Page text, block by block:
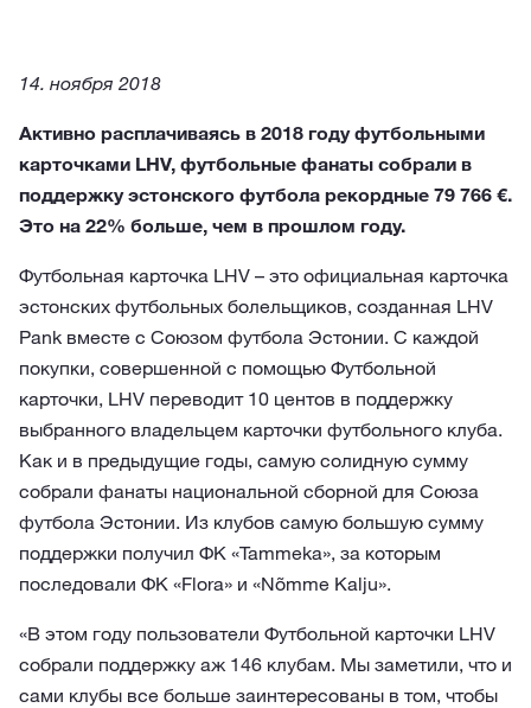
14. ноября 2018
Активно расплачиваясь в 2018 году футбольными
карточками LHV, футбольные фанаты собрали в
поддержку эстонского футбола рекордные 79 766 €.
Это на 22% больше, чем в прошлом году.
Футбольная карточка LHV – это официальная карточка
эстонских футбольных болельщиков, созданная LHV
Pank вместе с Союзом футбола Эстонии. С каждой
покупки, совершенной с помощью Футбольной
карточки, LHV переводит 10 центов в поддержку
выбранного владельцем карточки футбольного клуба.
Как и в предыдущие годы, самую солидную сумму
собрали фанаты национальной сборной для Союза
футбола Эстонии. Из клубов самую большую сумму
поддержки получил ФК «Tammeka», за которым
последовали ФК «Flora» и «Nõmme Kalju».
«В этом году пользователи Футбольной карточки LHV
собрали поддержку аж 146 клубам. Мы заметили, что и
сами клубы все больше заинтересованы в том, чтобы